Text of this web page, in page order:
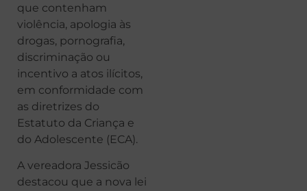
que contenham
violência, apologia às
drogas, pornografia,
discriminação ou
incentivo a atos ilícitos,
em conformidade com
as diretrizes do
Estatuto da Criança e
do Adolescente (ECA).
A vereadora Jessicão
destacou que a nova lei